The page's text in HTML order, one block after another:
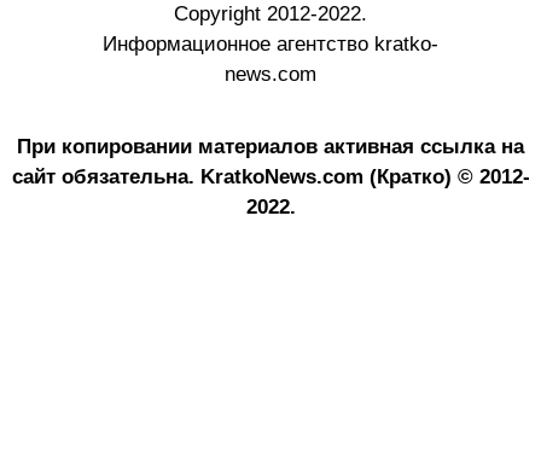
Copyright 2012-2022.
Информационное агентство kratko-
news.com
При копировании материалов активная ссылка на
сайт обязательна. KratkoNews.com (Кратко) © 2012-
2022.